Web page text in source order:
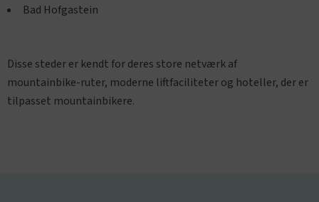
Bad Hofgastein
Disse steder er kendt for deres store netværk af
mountainbike-ruter, moderne liftfaciliteter og hoteller, der er
tilpasset mountainbikere.